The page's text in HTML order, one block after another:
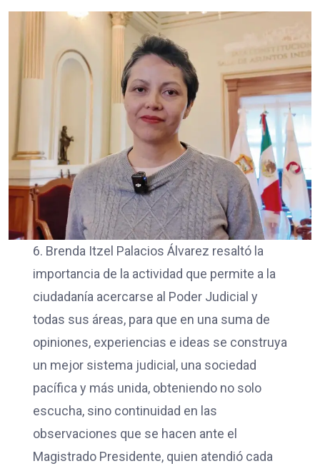
6. Brenda Itzel Palacios Álvarez resaltó la
importancia de la actividad que permite a la
ciudadanía acercarse al Poder Judicial y
todas sus áreas, para que en una suma de
opiniones, experiencias e ideas se construya
un mejor sistema judicial, una sociedad
pacífica y más unida, obteniendo no solo
escucha, sino continuidad en las
observaciones que se hacen ante el
Magistrado Presidente, quien atendió cada